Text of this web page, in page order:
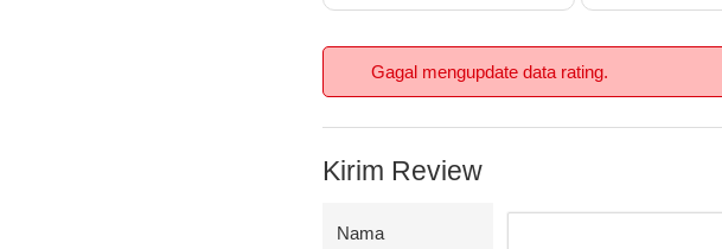
Gagal mengupdate data rating.
Kirim Review
Nama